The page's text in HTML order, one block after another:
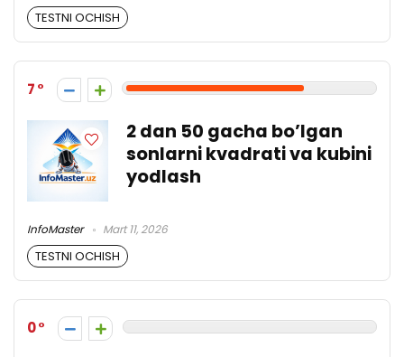
TESTNI OCHISH
7
2 dan 50 gacha bo’lgan
sonlarni kvadrati va kubini
yodlash
InfoMaster Mart 11, 2026
TESTNI OCHISH
0